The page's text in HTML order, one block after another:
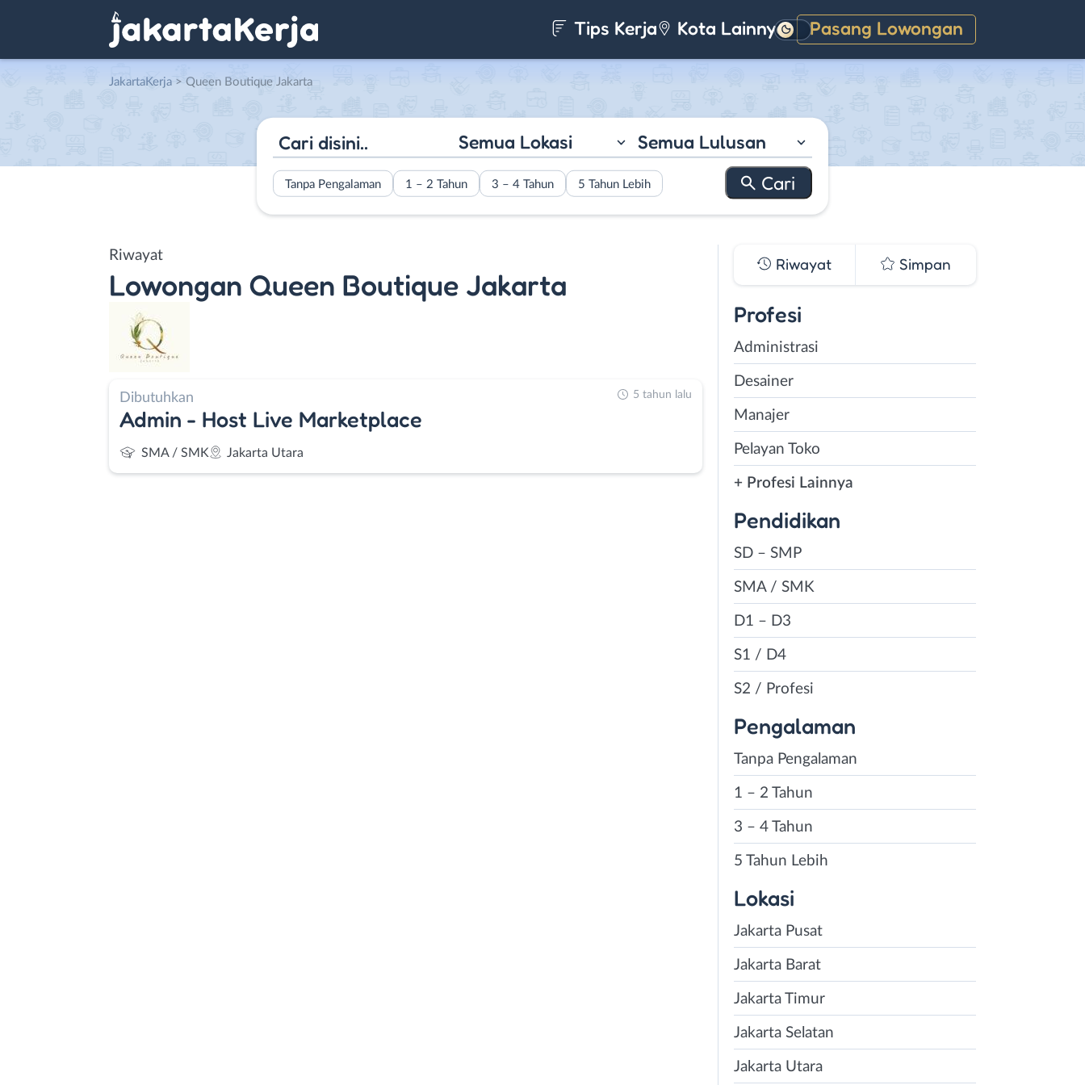
Tips Kerja Kota Lainnya Pasang Lowongan
Gelap
JakartaKerja > Queen Boutique Jakarta
Semua Lokasi Semua Lulusan
Tanpa Pengalaman 1 – 2 Tahun 3 – 4 Tahun 5 Tahun Lebih
Riwayat
Lowongan Queen Boutique Jakarta
Dibutuhkan
Admin - Host Live Marketplace
SMA / SMK Jakarta Utara
5 tahun lalu
Riwayat Simpan
Profesi
Administrasi
Desainer
Manajer
Pelayan Toko
+ Profesi Lainnya
Pendidikan
SD – SMP
SMA / SMK
D1 – D3
S1 / D4
S2 / Profesi
Pengalaman
Tanpa Pengalaman
1 – 2 Tahun
3 – 4 Tahun
5 Tahun Lebih
Lokasi
Jakarta Pusat
Jakarta Barat
Jakarta Timur
Jakarta Selatan
Jakarta Utara